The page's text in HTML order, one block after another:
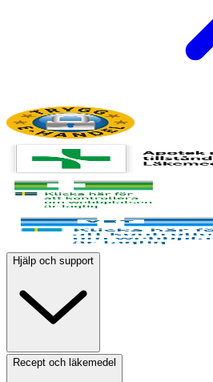
Hjälp och support
Recept och läkemedel